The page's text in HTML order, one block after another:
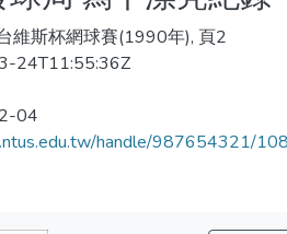
維斯杯網球賽(1990年), 頁2
24T11:55:36Z
04
handle/987654321/